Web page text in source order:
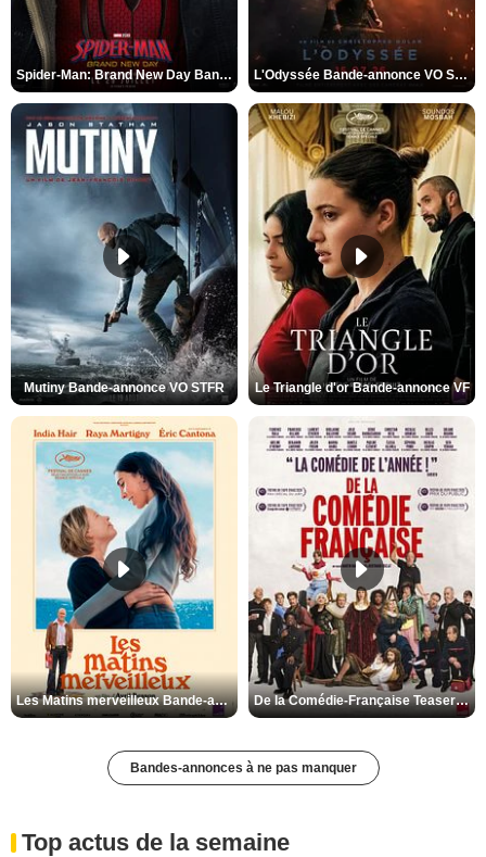
Spider-Man: Brand New Day Bande-annonce VO STFR L'Odyssée Bande-annonce VO STFR
Mutiny Bande-annonce VO STFR Le Triangle d'or Bande-annonce VF
Les Matins merveilleux Bande-annonce VF De la Comédie-Française Teaser VF
Bandes-annonces à ne pas manquer
Top actus de la semaine